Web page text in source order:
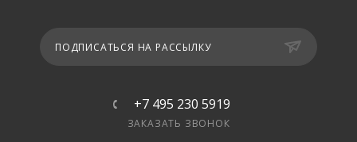
ПОДПИСАТЬСЯ НА РАССЫЛКУ
+7 495 230 5919
ЗАКАЗАТЬ ЗВОНОК